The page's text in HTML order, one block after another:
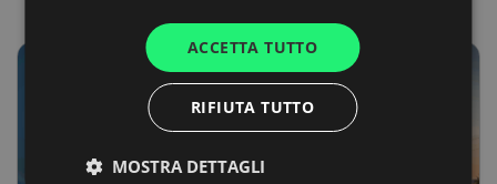
ACCETTA TUTTO
RIFIUTA TUTTO
MOSTRA DETTAGLI